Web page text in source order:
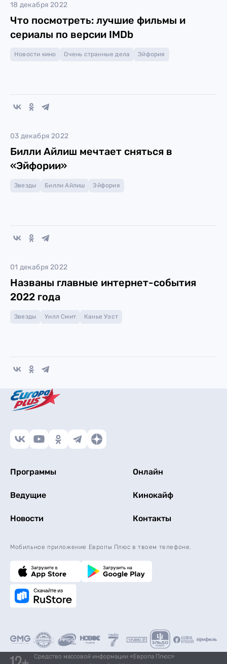
18 декабря 2022
Что посмотреть: лучшие фильмы и
сериалы по версии IMDb
Новости кино Очень странные дела Эйфория
03 декабря 2022
Билли Айлиш мечтает сняться в
«Эйфории»
Звезды Билли Айлиш Эйфория
01 декабря 2022
Названы главные интернет-события
2022 года
Звезды Уилл Смит Канье Уэст
Программы Онлайн
Ведущие Кинокайф
Новости Контакты
Мобильное приложение Европы Плюс в твоем телефоне.
Средство массовой информации «Европа Плюс»